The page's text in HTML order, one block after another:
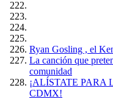
Ryan Gosling , el
La canción que
comunidad
¡ALÍSTATE
CDMX!